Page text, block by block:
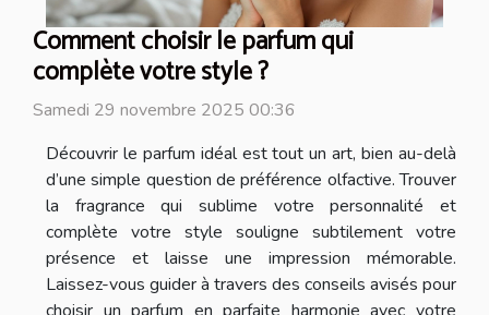
Comment choisir le parfum qui
complète votre style ?
Samedi 29 novembre 2025 00:36
Découvrir le parfum idéal est tout un art, bien au-delà
d’une simple question de préférence olfactive. Trouver
la fragrance qui sublime votre personnalité et
complète votre style souligne subtilement votre
présence et laisse une impression mémorable.
Laissez-vous guider à travers des conseils avisés pour